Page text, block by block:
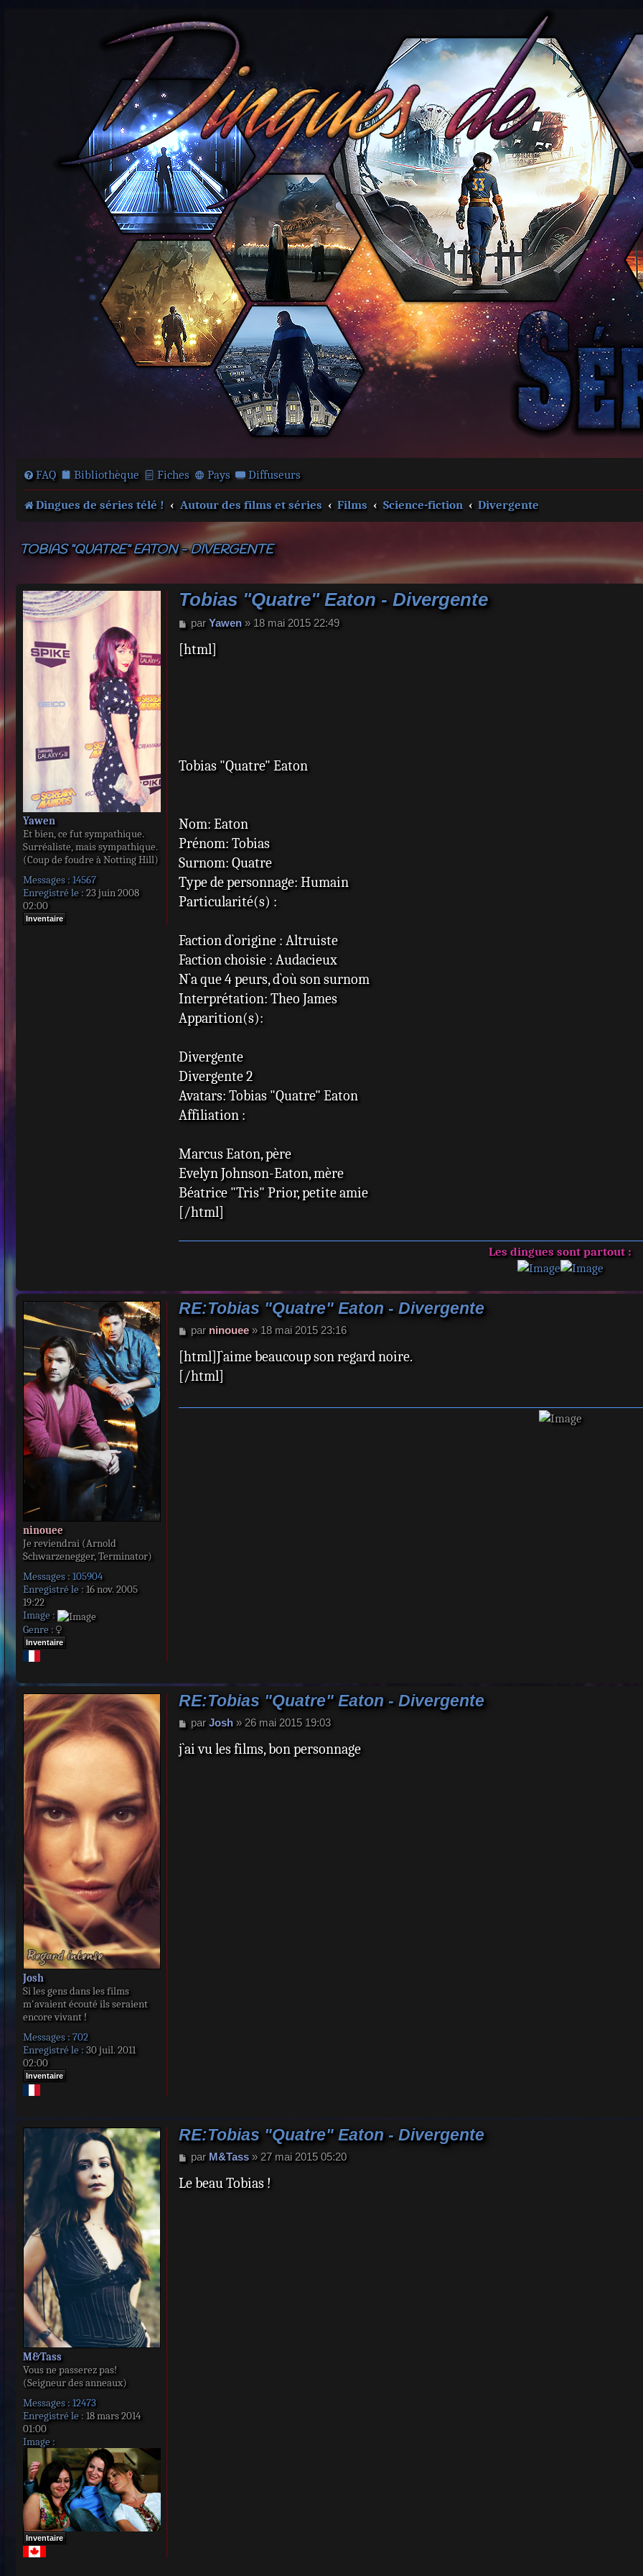
FAQ Bibliothèque Fiches Pays Diffuseurs
Dingues de séries télé ! Autour des films et séries Films Science-fiction Divergente
TOBIAS "QUATRE" EATON - DIVERGENTE
Yawen
Et bien, ce fut sympathique.
Surréaliste, mais sympathique.
(Coup de foudre à Notting Hill)
Messages : 14567
Enregistré le : 23 juin 2008
02:00
Inventaire
Tobias "Quatre" Eaton - Divergente
M
s
par Yawen» 18 mai 2015 22:49
[html]
Tobias "Quatre" Eaton
Nom: Eaton
Prénom: Tobias
Surnom: Quatre
Type de personnage: Humain
Particularité(s) :
Faction d`origine : Altruiste
Faction choisie : Audacieux
N`a que 4 peurs, d`où son surnom
Interprétation: Theo James
Apparition(s):
Divergente
Divergente 2
Avatars: Tobias "Quatre" Eaton
Affiliation :
Marcus Eaton, père
Evelyn Johnson-Eaton, mère
Béatrice "Tris" Prior, petite amie
[/html]
Les dingues sont partout :
ninouee
Je reviendrai (Arnold
Schwarzenegger, Terminator)
Messages : 105904
Enregistré le : 16 nov. 2005
19:22
Image :
Genre :
Inventaire
RE:Tobias "Quatre" Eaton - Divergente
M
s
s
a
e
par ninouee» 18 mai 2015 23:16
[html]J`aime beaucoup son regard noire.
[/html]
Josh
Si les gens dans les films
m'avaient écouté ils seraient
encore vivant !
Messages : 702
Enregistré le : 30 juil. 2011
02:00
Inventaire
RE:Tobias "Quatre" Eaton - Divergente
M
s
par Josh» 26 mai 2015 19:03
j`ai vu les films, bon personnage
M&Tass
Vous ne passerez pas!
(Seigneur des anneaux)
Messages : 12473
Enregistré le : 18 mars 2014
01:00
Image :
Inventaire
RE:Tobias "Quatre" Eaton - Divergente
M
s
par M&Tass» 27 mai 2015 05:20
Le beau Tobias !